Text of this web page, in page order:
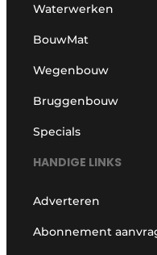
Waterwerken
BouwMat
Wegenbouw
Bruggenbouw
Specials
HANDIGE LINKS
Adverteren
Abonnement